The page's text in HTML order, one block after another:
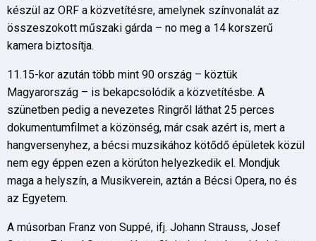
készül az ORF a közvetítésre, amelynek színvonalát az
összeszokott műszaki gárda – no meg a 14 korszerű
kamera biztosítja.
11.15-kor azután több mint 90 ország – köztük
Magyarország – is bekapcsolódik a közvetítésbe. A
szünetben pedig a nevezetes Ringről láthat 25 perces
dokumentumfilmet a közönség, már csak azért is, mert a
hangversenyhez, a bécsi muzsikához kötődő épületek közül
nem egy éppen ezen a körúton helyezkedik el. Mondjuk
maga a helyszín, a Musikverein, aztán a Bécsi Opera, no és
az Egyetem.
A músorban Franz von Suppé, ifj. Johann Strauss, Josef